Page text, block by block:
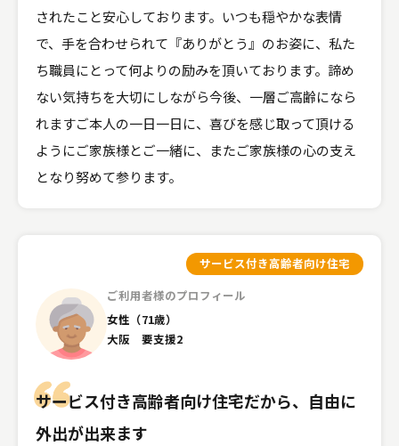
されたこと安心しております。いつも穏やかな表情
で、手を合わせられて『ありがとう』のお姿に、私た
ち職員にとって何よりの励みを頂いております。諦め
ない気持ちを大切にしながら今後、一層ご高齢になら
れますご本人の一日一日に、喜びを感じ取って頂ける
ようにご家族様とご一緒に、またご家族様の心の支え
となり努めて参ります。
サービス付き高齢者向け住宅
ご利用者様のプロフィール
女性（71歳）
大阪 要支援2
サービス付き高齢者向け住宅だから、自由に
外出が出来ます